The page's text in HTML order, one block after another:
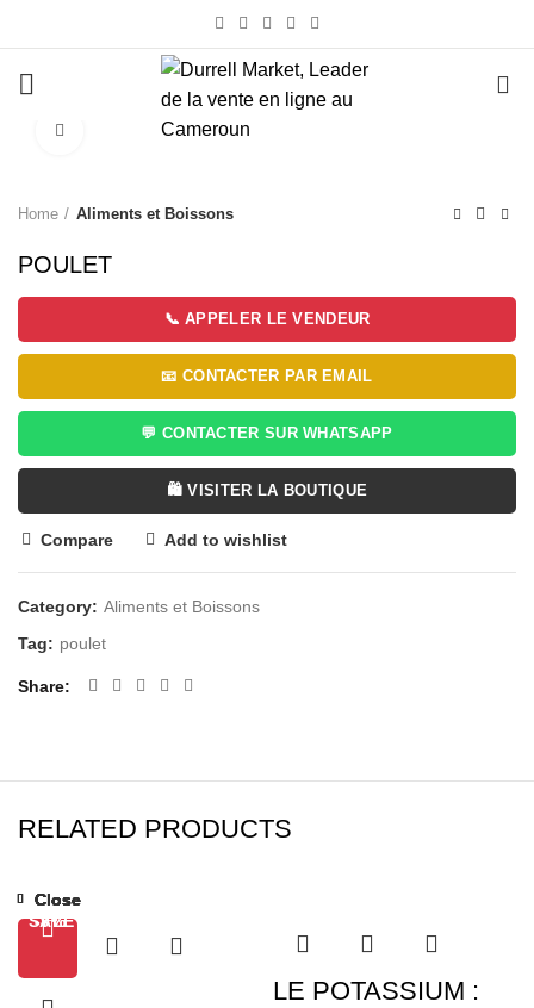
Click to enlarge
Home Aliments et Boissons
POULET
📞 APPELER LE VENDEUR
📧 CONTACTER PAR EMAIL
💬 CONTACTER SUR WHATSAPP
🛍️ VISITER LA BOUTIQUE
Compare Add to wishlist
Category: Aliments et Boissons
Tag: poulet
Share
RELATED PRODUCTS
SALE
Close
-7%
Close
LE POTASSIUM :
Close
-9%
Close
Close
Close
Close
Close